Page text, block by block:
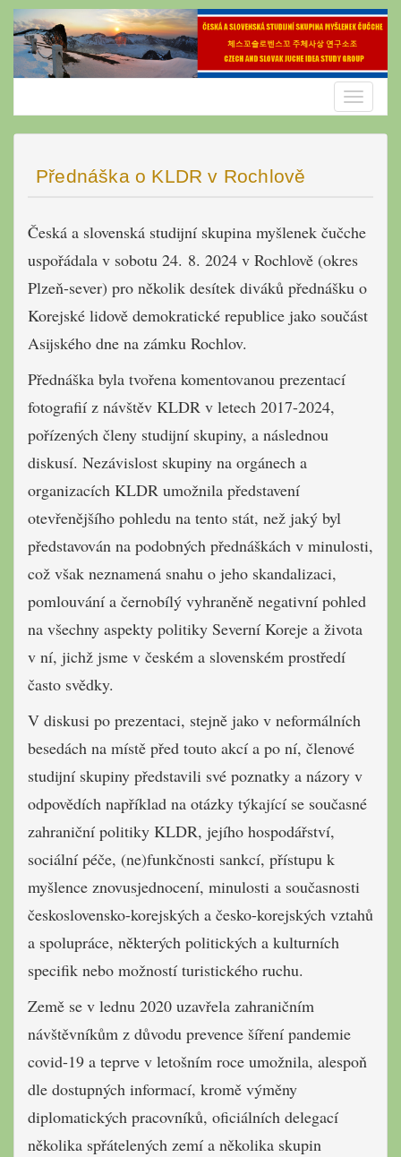
Skip
content
Toggle
Přednáška o KLDR v Rochlově
Česká a slovenská studijní skupina myšlenek čučche
uspořádala v sobotu 24. 8. 2024 v Rochlově (okres
Plzeň-sever) pro několik desítek diváků přednášku o
Korejské lidově demokratické republice jako součást
Asijského dne na zámku Rochlov.
Přednáška byla tvořena komentovanou prezentací
fotografií z návštěv KLDR v letech 2017-2024,
pořízených členy studijní skupiny, a následnou
diskusí. Nezávislost skupiny na orgánech a
organizacích KLDR umožnila představení
otevřenějšího pohledu na tento stát, než jaký byl
představován na podobných přednáškách v minulosti,
což však neznamená snahu o jeho skandalizaci,
pomlouvání a černobílý vyhraněně negativní pohled
na všechny aspekty politiky Severní Koreje a života
v ní, jichž jsme v českém a slovenském prostředí
často svědky.
V diskusi po prezentaci, stejně jako v neformálních
besedách na místě před touto akcí a po ní, členové
studijní skupiny představili své poznatky a názory v
odpovědích například na otázky týkající se současné
zahraniční politiky KLDR, jejího hospodářství,
sociální péče, (ne)funkčnosti sankcí, přístupu k
myšlence znovusjednocení, minulosti a současnosti
československo-korejských a česko-korejských vztahů
a spolupráce, některých politických a kulturních
specifik nebo možností turistického ruchu.
Země se v lednu 2020 uzavřela zahraničním
návštěvníkům z důvodu prevence šíření pandemie
covid-19 a teprve v letošním roce umožnila, alespoň
dle dostupných informací, kromě výměny
diplomatických pracovníků, oficiálních delegací
několika spřátelených zemí a několika skupin